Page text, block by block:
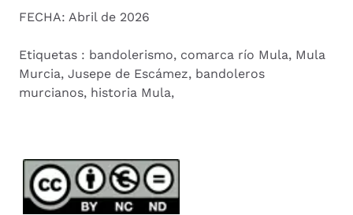
FECHA: Abril de 2026
Etiquetas : bandolerismo, comarca río Mula, Mula
Murcia, Jusepe de Escámez, bandoleros
murcianos, historia Mula,